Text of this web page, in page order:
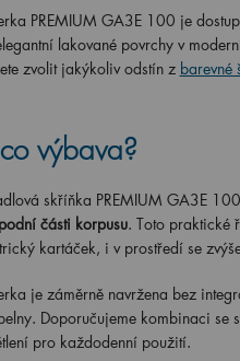
PREMIUM GA3E 100 je
lakované povrchy v
zvolit jakýkoliv odstín z barevné
výbava?
skříňka PREMIUM GA3E 100
části korpusu. Toto praktické
kartáček, i v prostředí se
je záměrně navržena bez
Doporučujeme kombinaci se
pro každodenní použití.